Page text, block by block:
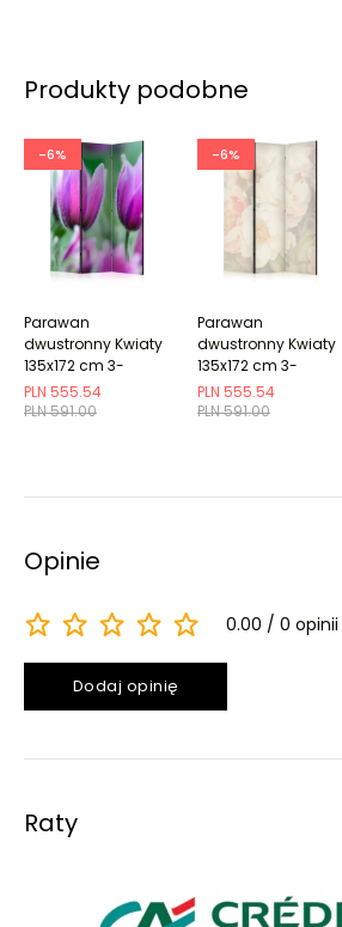
Produkty podobne
-6%
PLN 591.00
PLN 555.54
Parawan
dwustronny Kwiaty
135x172 cm 3-
częściowy
wielokolorowy
-6%
PLN 591.00
PLN 555.54
Parawan
dwustronny Kwiaty
135x172 cm 3-
częściowy beżowy
Opinie
0.00 0 opinii
Dodaj opinię
Raty